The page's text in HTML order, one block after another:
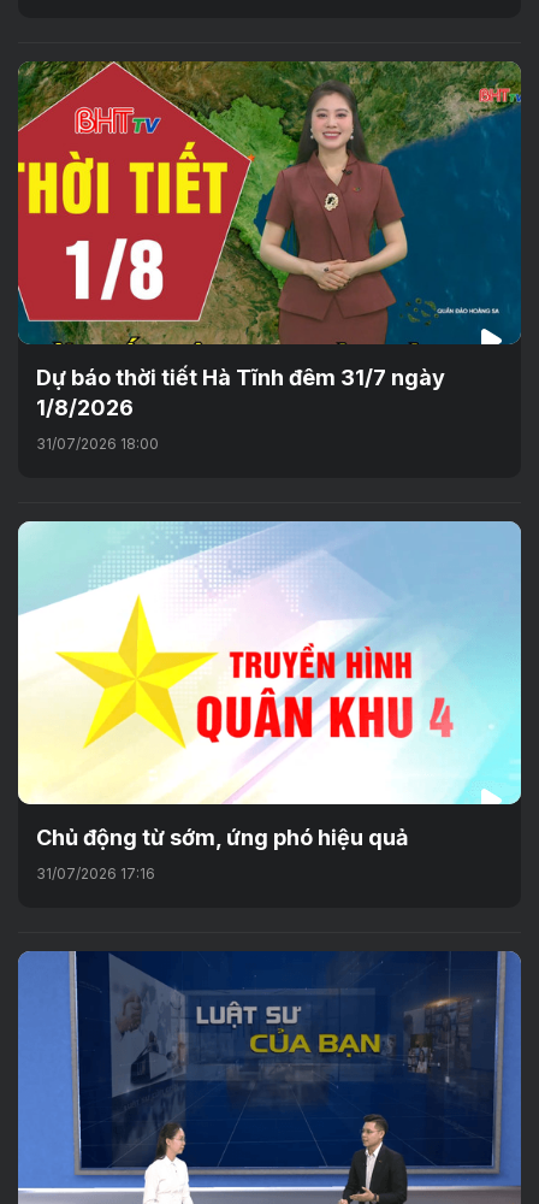
Dự báo thời tiết Hà Tĩnh đêm 31/7 ngày
1/8/2026
31/07/2026 18:00
Chủ động từ sớm, ứng phó hiệu quả
31/07/2026 17:16